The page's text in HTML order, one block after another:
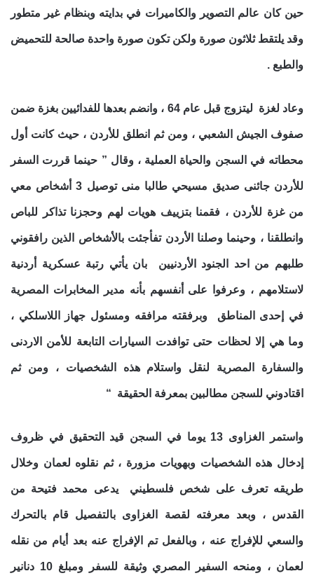
حين كان عالم التصوير والكاميرات في بدايته وبنظام غير متطور
وقد يلتقط ثلاثون صورة ولكن تكون صورة واحدة صالحة للتحميض
والطبع .
وعاد لغزة ليتزوج قبل عام 64 ، وانضم بعدها للفدائيين بغزة ضمن
صفوف الجيش الشعبي ، ومن ثم انطلق للأردن ، حيث كانت أول
محطاته في السجن والحياة العملية ، وقال ” حينما قررت السفر
للأردن جائنى صديق مسيحي طالبا منى توصيل 3 أشخاص معي
من غزة للأردن ، فقمنا بتزييف هويات لهم وحجزنا تذاكر للباص
وانطلقنا ، وحينما وصلنا الأردن تفأجئت بالأشخاص الذين رافقوني
طلبهم من احد الجنود الأردنيين بان يأتي رتبة عسكرية أردنية
لاستلامهم ، وعرفوا على أنفسهم بأنه مدير المخابرات المصرية
في إحدى المناطق وبرفقته مرافقه ومسئول جهاز اللاسلكي ،
وما هي إلا لحظات حتى توافدت السيارات التابعة للأمن الاردنى
والسفارة المصرية لنقل واستلام هذه الشخصيات ، ومن ثم
اقتادوني للسجن مطالبين بمعرفة الحقيقة “
واستمر الغزاوى 13 يوما في السجن قيد التحقيق في ظروف
إدخال هذه الشخصيات وبهويات مزورة ، ثم نقلوه لعمان وخلال
طريقه تعرف على شخص فلسطيني يدعى محمد فتيحة من
القدس ، وبعد معرفته لقصة الغزاوى بالتفصيل قام بالتحرك
والسعي للإفراج عنه ، وبالفعل تم الإفراج عنه بعد أيام من نقله
لعمان ، ومنحه السفير المصري وثيقة للسفر ومبلغ 10 دنانير